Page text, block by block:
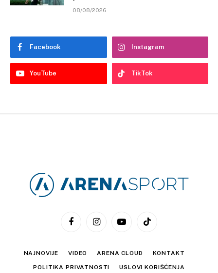
08/08/2026
Facebook Instagram
YouTube TikTok
FacebookInstagramYouTubeTikTok
NAJNOVIJE VIDEO ARENA CLOUD KONTAKT
POLITIKA PRIVATNOSTI USLOVI KORIŠĆENJA